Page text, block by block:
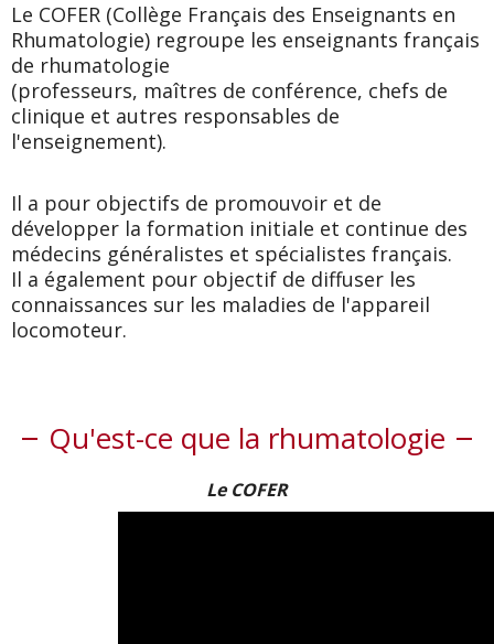
Le COFER (Collège Français des Enseignants en
Rhumatologie) regroupe les enseignants français
de rhumatologie
(professeurs, maîtres de conférence, chefs de
clinique et autres responsables de
l'enseignement).
Il a pour objectifs de promouvoir et de
développer la formation initiale et continue des
médecins généralistes et spécialistes français.
Il a également pour objectif de diffuser les
connaissances sur les maladies de l'appareil
locomoteur.
Qu'est-ce que la rhumatologie
Le COFER